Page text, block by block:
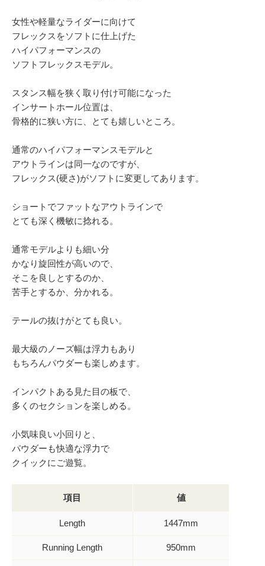
女性や軽量なライダーに向けて
フレックスをソフトに仕上げた
ハイパフォーマンスの
ソフトフレックスモデル。
スタンス幅を狭く取り付け可能になった
インサートホール位置は、
骨格的に狭い方に、とても嬉しいところ。
通常のハイパフォーマンスモデルと
アウトラインは同一なのですが、
フレックス(硬さ)がソフトに変更してあります。
ショートでファットなアウトラインで
とても深く機敏に捻れる。
通常モデルよりも細い分
かなり旋回性が高いので、
そこを良しとするのか、
苦手とするか、分かれる。
テールの抜けがとても良い。
最大級のノーズ幅は浮力もあり
もちろんパウダーも楽しめます。
インパクトある見た目の板で、
多くのセクションを楽しめる。
小気味良い小回りと、
パウダーも快適な浮力で
クイックにご遊覧。
項目 値
Length 1447mm
Running Length 950mm